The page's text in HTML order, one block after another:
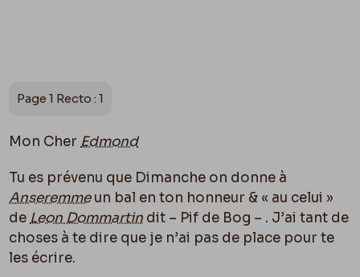
Page 1 Recto : 1
Mon Cher Edmond
Tu es prévenu que Dimanche on donne à
Anseremmeun bal en ton honneur & « au celui »
de Leon Dommartin dit – Pif de Bog – . J’ai tant de
choses à te dire que je n’ai pas de place pour te
les écrire.